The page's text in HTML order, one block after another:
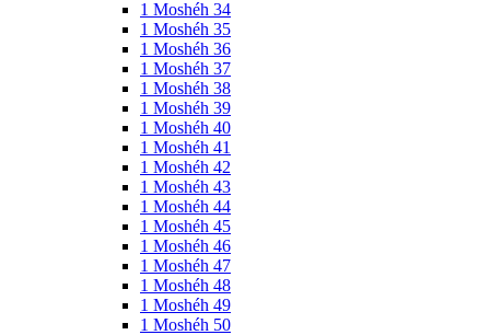
1 Moshéh 34
1 Moshéh 35
1 Moshéh 36
1 Moshéh 37
1 Moshéh 38
1 Moshéh 39
1 Moshéh 40
1 Moshéh 41
1 Moshéh 42
1 Moshéh 43
1 Moshéh 44
1 Moshéh 45
1 Moshéh 46
1 Moshéh 47
1 Moshéh 48
1 Moshéh 49
1 Moshéh 50